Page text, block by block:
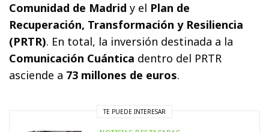
Comunidad de Madrid y el Plan de
Recuperación, Transformación y Resiliencia
(PRTR). En total, la inversión destinada a la
Comunicación Cuántica dentro del PRTR
asciende a 73 millones de euros.
TE PUEDE INTERESAR